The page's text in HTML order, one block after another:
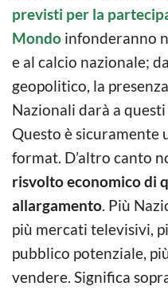
previsti per la
Mondo infonderanno
e al calcio nazionale;
geopolitico, la
Nazionali darà a
Questo è sicuramente
format. D’altro canto
risvolto economico di
allargamento. Più
più mercati televisivi,
pubblico potenziale,
vendere. Significa